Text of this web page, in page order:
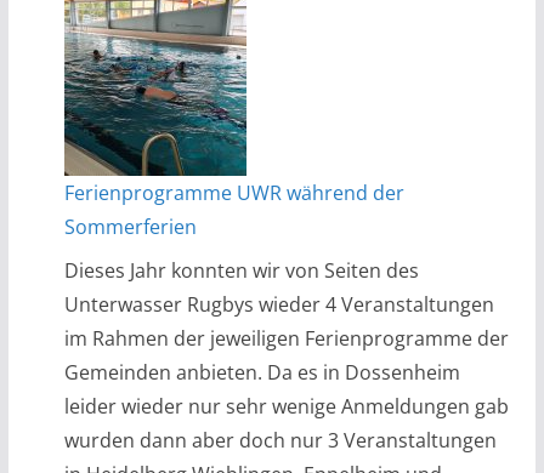
Ferienprogramme UWR während der
Sommerferien
Dieses Jahr konnten wir von Seiten des
Unterwasser Rugbys wieder 4 Veranstaltungen
im Rahmen der jeweiligen Ferienprogramme der
Gemeinden anbieten. Da es in Dossenheim
leider wieder nur sehr wenige Anmeldungen gab
wurden dann aber doch nur 3 Veranstaltungen